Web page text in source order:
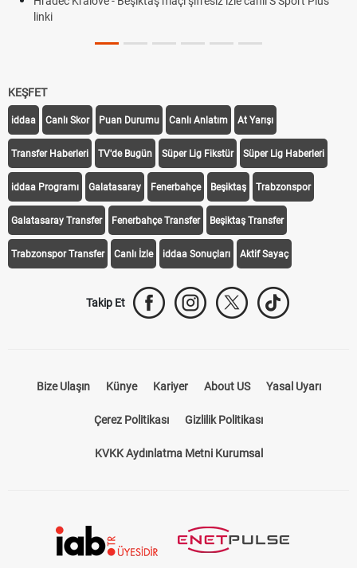
KEŞFET
iddaa Canlı Skor Puan Durumu Canlı Anlatım At Yarışı
Transfer Haberleri TV'de Bugün Süper Lig Fikstür Süper Lig Haberleri
iddaa Programı Galatasaray Fenerbahçe Beşiktaş Trabzonspor
Galatasaray Transfer Fenerbahçe Transfer Beşiktaş Transfer
Trabzonspor Transfer Canlı İzle iddaa Sonuçları Aktif Sayaç
Takip Et
Bize Ulaşın Künye Kariyer About US Yasal Uyarı
Çerez Politikası Gizlilik Politikası
KVKK Aydınlatma Metni Kurumsal